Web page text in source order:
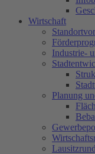
Wirtschaft
Industrie-
Planung